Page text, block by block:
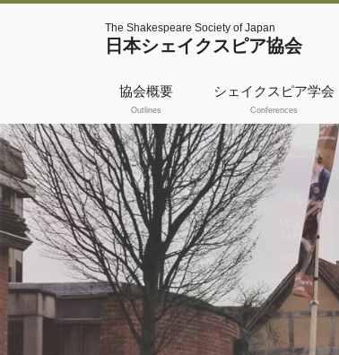
The Shakespeare Society of Japan
日本シェイクスピア協会
協会概要
Outlines
活動履歴
共催・後援
WSBO
国際交流フェロー
シップ
日本シェイクスピ
ア協会奨励賞
シェイクスピア学会
Conferences